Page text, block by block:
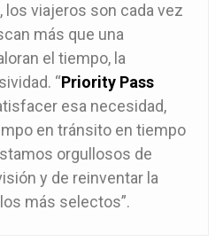
los viajeros son cada vez
más que una
el tiempo, la
“Priority Pass
esa necesidad,
en tránsito en tiempo
orgullosos de
y de reinventar la
más selectos”.